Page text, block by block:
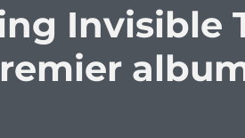
Invisible